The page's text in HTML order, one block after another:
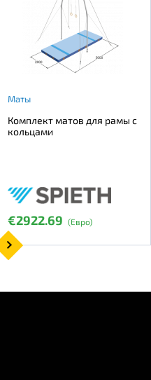
Маты
Комплект матов для рамы с
кольцами
€2922.69 (Евро)